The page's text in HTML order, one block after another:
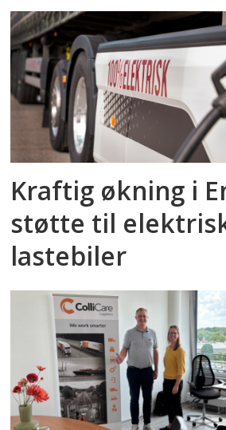
Kraftig økning i
støtte til
lastebiler